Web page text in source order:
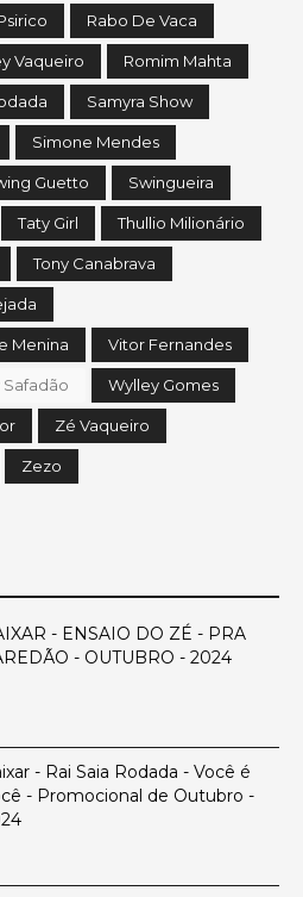
Rabo De Vaca
Vaqueiro Romim Mahta
Samyra Show
Simone Mendes
Guetto Swingueira
Taty Girl Thullio Milionário
Tony Canabrava
Menina Vitor Fernandes
Safadão Wylley Gomes
Zé Vaqueiro
Zezo
- ENSAIO DO ZÉ - PRA
- OUTUBRO - 2024
- Rai Saia Rodada - Você é
- Promocional de Outubro -